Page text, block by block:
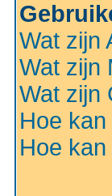
Wat zijn
Wat zijn
Wat zijn
Hoe
Hoe